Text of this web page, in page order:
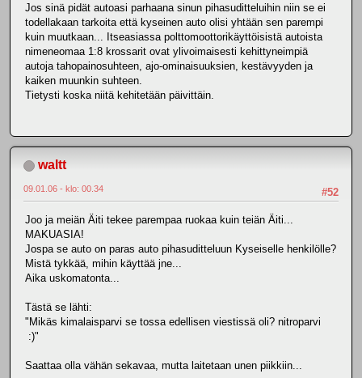
Jos sinä pidät autoasi parhaana sinun pihasuditteluihin niin se ei
todellakaan tarkoita että kyseinen auto olisi yhtään sen parempi
kuin muutkaan... Itseasiassa polttomoottorikäyttöisistä autoista
nimeneomaa 1:8 krossarit ovat ylivoimaisesti kehittyneimpiä
autoja tahopainosuhteen, ajo-ominaisuuksien, kestävyyden ja
kaiken muunkin suhteen.
Tietysti koska niitä kehitetään päivittäin.
waltt
#52
09.01.06 - klo: 00.34
Joo ja meiän Äiti tekee parempaa ruokaa kuin teiän Äiti...
MAKUASIA!
Jospa se auto on paras auto pihasuditteluun Kyseiselle henkilölle?
Mistä tykkää, mihin käyttää jne...
Aika uskomatonta...
Tästä se lähti:
"Mikäs kimalaisparvi se tossa edellisen viestissä oli? nitroparvi
:)"
Saattaa olla vähän sekavaa, mutta laitetaan unen piikkiin...